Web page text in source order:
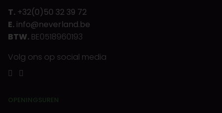
T. +32(0)50 32 39 72
E. info@neverland.be
BTW. BE0518960193
Volg ons op social media
OPENINGSUREN